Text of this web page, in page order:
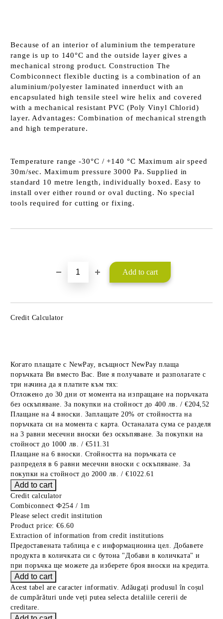
Because of an interior of aluminium the temperature
range is up to 140°C and the outside layer gives a
mechanical strong product. Construction The
Combiconnect flexible ducting is a combination of an
aluminium/polyester laminated innerduct with an
encapsulated high tensile steel wire helix and covered
with a mechanical resistant PVC (Poly Vinyl Chlorid)
layer. Advantages: Combination of mechanical strength
and high temperature.
Temperature range -30°C / +140 °C Maximum air speed
30m/sec. Maximum pressure 3000 Pa. Supplied in
standard 10 metre length, individually boxed. Easy to
install over either round or oval ducting. No special
tools required for cutting or fixing.
Credit Calculator
Когато плащате с NewPay, всъщност NewPay плаща
поръчката Ви вместо Вас. Вие я получавате и разполагате с
три начина да я платите към тях:
Отложено до 30 дни от момента на изпращане на поръчката
без оскъпяване. За покупки на стойност до 400 лв. / €204,52
Плащане на 4 вноски. Заплащате 20% от стойността на
поръчката си на момента с карта. Останалата сума се разделя
на 3 равни месечни вноски без оскъпяване. За покупки на
стойност до 1000 лв. / €511.31
Плащане на 6 вноски. Стойността на поръчката се
разпределя в 6 равни месечни вноски с оскъпяване. За
покупки на стойност до 2000 лв. / €1022.61
Credit calculator
Combiconnect Ф254 / 1m
Please select credit institution
Product price: €6.60
Extraction of information from credit institutions
Предоставената таблица е с информационна цел. Добавете
продукта в количката си с бутона "Добави в количката" и
при поръчка ще можете да изберете броя вноски на кредита.
Acest tabel are caracter informativ. Adăugați produsul în coșul
de cumpărături unde veți putea selecta detaliile cererii de
creditare.